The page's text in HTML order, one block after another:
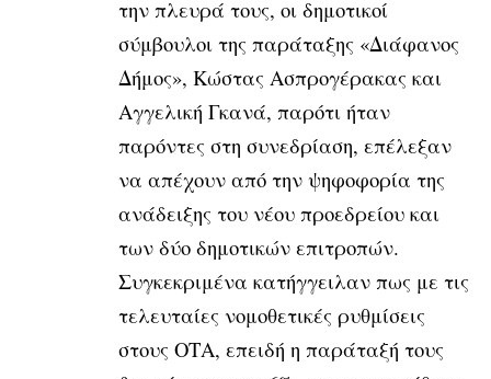
την πλευρά τους, οι δημοτικοί
σύμβουλοι της παράταξης «Διάφανος
Δήμος», Κώστας Ασπρογέρακας και
Αγγελική Γκανά, παρότι ήταν
παρόντες στη συνεδρίαση, επέλεξαν
να απέχουν από την ψηφοφορία της
ανάδειξης του νέου προεδρείου και
των δύο δημοτικών επιτροπών.
Συγκεκριμένα κατήγγειλαν πως με τις
τελευταίες νομοθετικές ρυθμίσεις
στους ΟΤΑ, επειδή η παράταξή τους